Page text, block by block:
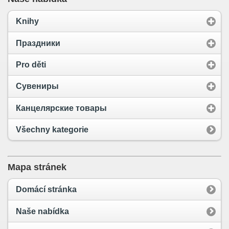
Knihy
Праздники
Pro děti
Сувениры
Канцелярские товары
Všechny kategorie
Mapa stránek
Domácí stránka
Naše nabídka